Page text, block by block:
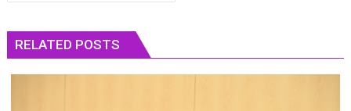
RELATED POSTS